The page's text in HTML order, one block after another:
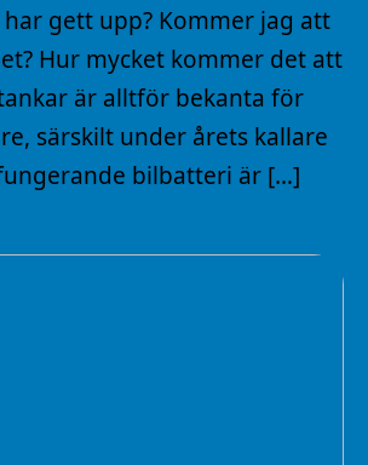
gett upp? Kommer jag att
Hur mycket kommer det att
är alltför bekanta för
särskilt under årets kallare
bilbatteri är […]